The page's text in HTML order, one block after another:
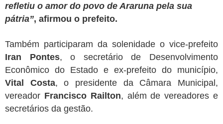
refletiu o amor do povo de Araruna pela sua
pátria”, afirmou o prefeito.
Também participaram da solenidade o vice-prefeito
Iran Pontes, o secretário de Desenvolvimento
Econômico do Estado e ex-prefeito do município,
Vital Costa, o presidente da Câmara Municipal,
vereador Francisco Railton, além de vereadores e
secretários da gestão.